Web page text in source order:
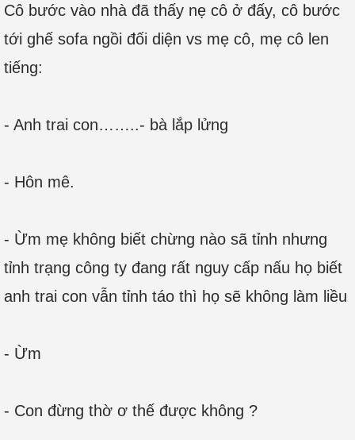
Cô bước vào nhà đã thấy nẹ cô ở đấy, cô bước
tới ghế sofa ngồi đối diện vs mẹ cô, mẹ cô len
tiếng:
- Anh trai con……..- bà lắp lửng
- Hôn mê.
- Ừm mẹ không biết chừng nào sã tỉnh nhưng
tỉnh trạng công ty đang rất nguy cấp nấu họ biết
anh trai con vẫn tỉnh táo thì họ sẽ không làm liều
- Ừm
- Con đừng thờ ơ thế được không ?